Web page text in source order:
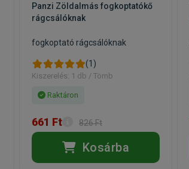
Panzi Zöldalmás fogkoptatókő
rágcsálóknak
fogkoptató rágcsálóknak
(1)
Kiszerelés: 1 db / Tömb
Raktáron
661 Ft 826 Ft
Kosárba